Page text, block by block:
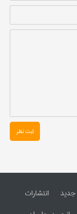
ثبت نظر
انتشارات